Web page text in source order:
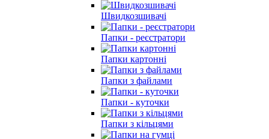
Швидкозшивачі
Папки - реєстратори
Папки картонні
Папки з файлами
Папки - куточки
Папки з кільцями